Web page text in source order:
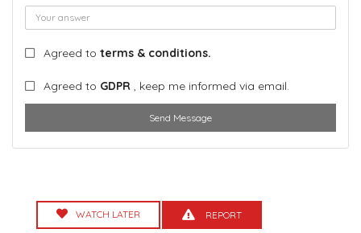
Agreed to terms & conditions.
Agreed to GDPR , keep me informed via email.
Send Message
WATCH LATER REPORT